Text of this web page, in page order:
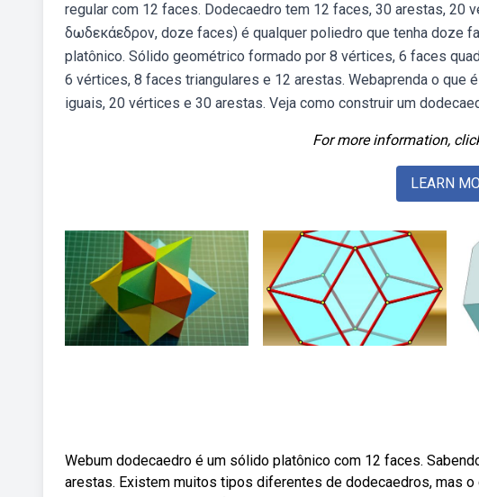
regular com 12 faces. Dodecaedro tem 12 faces, 30 arestas, 20
δωδεκάεδρον, doze faces) é qualquer poliedro que tenha doze
platônico. Sólido geométrico formado por 8 vértices, 6 faces
6 vértices, 8 faces triangulares e 12 arestas. Webaprenda o que
iguais, 20 vértices e 30 arestas. Veja como construir um
For more information,
LEARN
Webum dodecaedro é um sólido platônico com 12 faces.
arestas. Existem muitos tipos diferentes de dodecaedros, mas